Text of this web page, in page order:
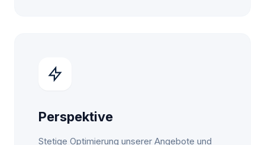
Perspektive
Stetige Optimierung unserer Angebote und